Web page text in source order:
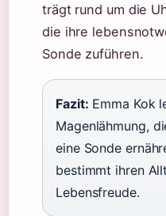
trägt rund um die
die ihre
Sonde zuführen.
Fazit: Emma Kok
Magenlähmung,
eine Sonde
bestimmt ihren
Lebensfreude.